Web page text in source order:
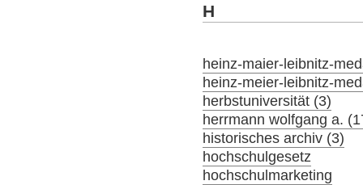
H
heinz-maier-leibnitz-
heinz-meier-leibnitz-
herbstuniversität (3)
herrmann wolfgang a.
historisches archiv (3)
hochschulgesetz
hochschulmarketing